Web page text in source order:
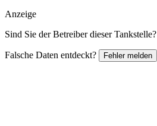
Anzeige
Sind Sie der Betreiber dieser Tankstelle?
Falsche Daten entdeckt? Fehler melden